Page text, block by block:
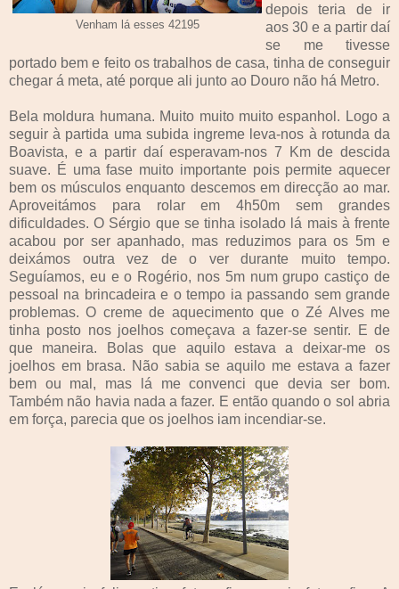
Venham lá esses 42195
depois teria de ir
aos 30 e a partir daí
se me tivesse
portado bem e feito os trabalhos de casa, tinha de conseguir
chegar á meta, até porque ali junto ao Douro não há Metro.
Bela moldura humana. Muito muito muito espanhol. Logo a
seguir à partida uma subida ingreme leva-nos à rotunda da
Boavista, e a partir daí esperavam-nos 7 Km de descida
suave. É uma fase muito importante pois permite aquecer
bem os músculos enquanto descemos em direcção ao mar.
Aproveitámos para rolar em 4h50m sem grandes
dificuldades. O Sérgio que se tinha isolado lá mais à frente
acabou por ser apanhado, mas reduzimos para os 5m e
deixámos outra vez de o ver durante muito tempo.
Seguíamos, eu e o Rogério, nos 5m num grupo castiço de
pessoal na brincadeira e o tempo ia passando sem grande
problemas. O creme de aquecimento que o Zé Alves me
tinha posto nos joelhos começava a fazer-se sentir. E de
que maneira. Bolas que aquilo estava a deixar-me os
joelhos em brasa. Não sabia se aquilo me estava a fazer
bem ou mal, mas lá me convenci que devia ser bom.
Também não havia nada a fazer. E então quando o sol abria
em força, parecia que os joelhos iam incendiar-se.